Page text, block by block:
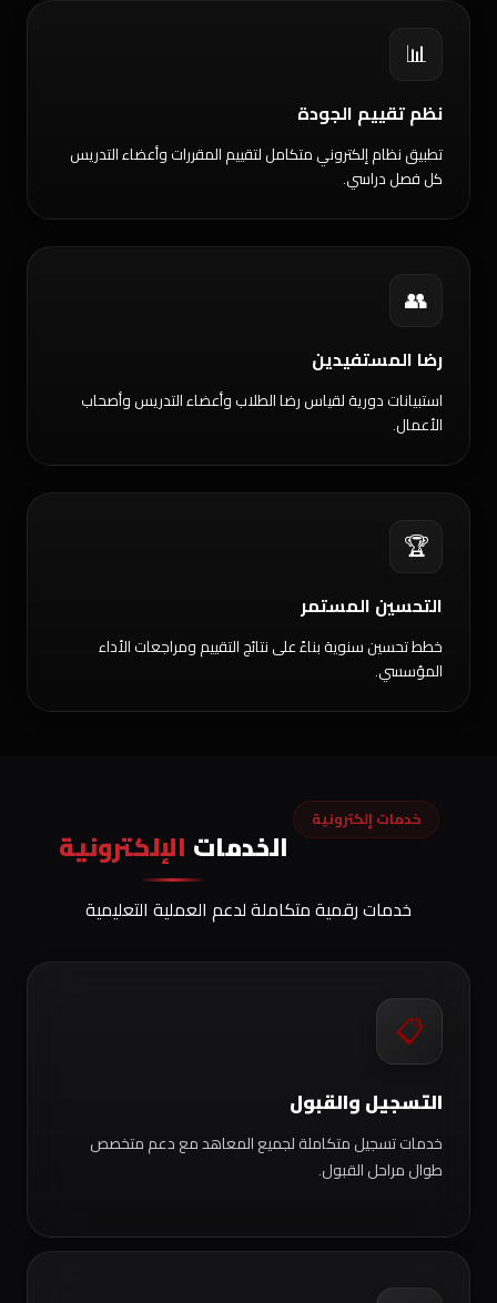
📊
نظم تقييم الجودة
تطبيق نظام إلكتروني متكامل لتقييم المقررات وأعضاء التدريس
كل فصل دراسي.
👥
رضا المستفيدين
استبيانات دورية لقياس رضا الطلاب وأعضاء التدريس وأصحاب
الأعمال.
🏆
التحسين المستمر
خطط تحسين سنوية بناءً على نتائج التقييم ومراجعات الأداء
المؤسسي.
خدمات إلكترونية
الخدمات الإلكترونية
خدمات رقمية متكاملة لدعم العملية التعليمية
📋
التسجيل والقبول
خدمات تسجيل متكاملة لجميع المعاهد مع دعم متخصص
طوال مراحل القبول.